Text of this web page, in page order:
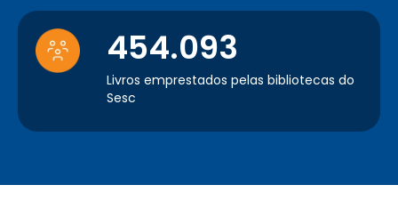
454.093
Livros emprestados pelas bibliotecas do
Sesc